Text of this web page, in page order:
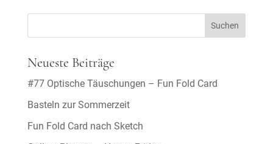
Neueste Beiträge
#77 Optische Täuschungen – Fun Fold Card
Basteln zur Sommerzeit
Fun Fold Card nach Sketch